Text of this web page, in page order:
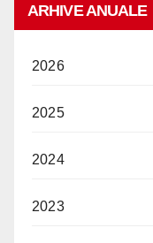
ARHIVE ANUALE
2026
2025
2024
2023